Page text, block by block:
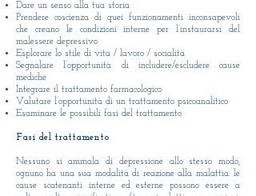
Dare un senso alla tua storia
Prendere coscienza di quei funzionamenti inconsapevoli
che creano le condizioni interne per l’instaurarsi del
malessere depressivo
Esplorare lo stile di vita / lavoro / socialità
Segnalare l’opportunità di includere/escludere cause
mediche
Integrare il trattamento farmacologico
Valutare l’opportunità di un trattamento psicoanalitico
Esaminare le possibili fasi del trattamento
Fasi del trattamento
Nessuno si ammala di depressione allo stesso modo,
ognuno ha una sua modalità di reazione alla malattia: le
cause scatenanti interne ed esterne possono essere a